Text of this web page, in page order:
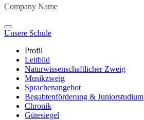
Company Name
Unsere Schule
Profil
Leitbild
Naturwissenschaftlicher Zweig
Musikzweig
Sprachenangebot
Begabtenförderung & Juniorstudium
Chronik
Gütesiegel